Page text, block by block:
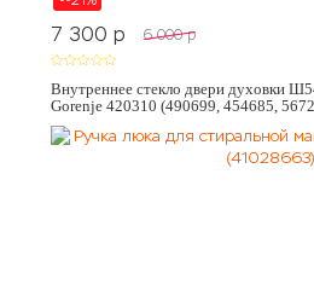
7 300 p 6 000 p
Внутреннее стекло двери духовки
Gorenje 420310 (490699, 454685,